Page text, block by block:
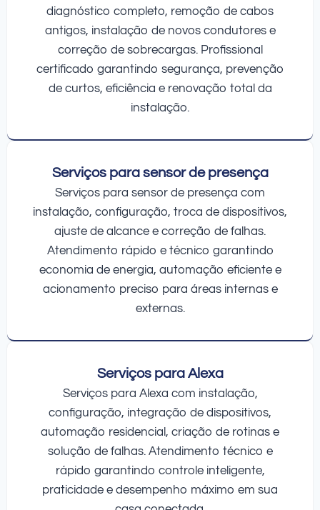
diagnóstico completo, remoção de cabos
antigos, instalação de novos condutores e
correção de sobrecargas. Profissional
certificado garantindo segurança, prevenção
de curtos, eficiência e renovação total da
instalação.
Serviços para sensor de presença
Serviços para sensor de presença com
instalação, configuração, troca de dispositivos,
ajuste de alcance e correção de falhas.
Atendimento rápido e técnico garantindo
economia de energia, automação eficiente e
acionamento preciso para áreas internas e
externas.
Serviços para Alexa
Serviços para Alexa com instalação,
configuração, integração de dispositivos,
automação residencial, criação de rotinas e
solução de falhas. Atendimento técnico e
rápido garantindo controle inteligente,
praticidade e desempenho máximo em sua